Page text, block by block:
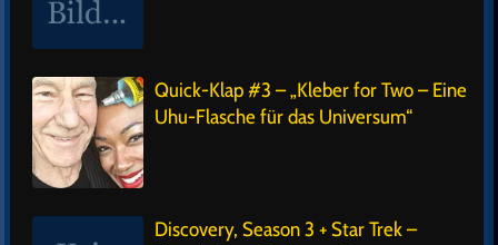
Quick-Klap #3 – „Kleber for Two – Eine
Uhu-Flasche für das Universum“
Discovery, Season 3 + Star Trek –